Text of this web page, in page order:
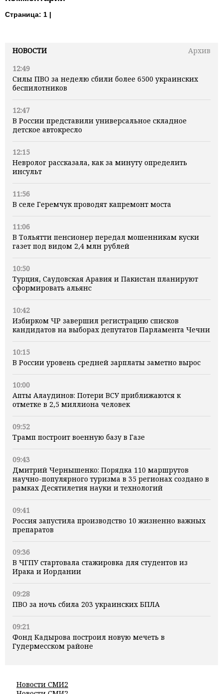
НОВОСТИ
Архив
12:49
Силы ПВО за неделю сбили более 6500 украинских
беспилотников
12:47
В России представили универсальное складное
детское автокресло
12:15
Невролог рассказала, как за минуту определить
инсульт
11:56
В селе Геремчук проводят капремонт моста
11:06
В Тольятти пенсионер передал мошенникам куски
газет под видом 2,4 млн рублей
10:50
Турция, Саудовская Аравия и Пакистан планируют
сформировать альянс
10:42
Избирком ЧР завершил регистрацию списков
кандидатов на выборах депутатов Парламента Чечни
10:15
В России уровень средней зарплаты заметно вырос
10:00
Апты Алаудинов: Потери ВСУ приближаются к
отметке в 2,5 миллиона человек
09:52
Трамп построит военную базу в Газе
09:43
Дмитрий Чернышенко: Порядка 110 маршрутов
научно-популярного туризма в 35 регионах создано в
рамках Десятилетия науки и технологий
09:41
Россия запустила производство 10 жизненно важных
препаратов
09:36
В ЧГПУ стартовала стажировка для студентов из
Ирака и Иордании
09:28
ПВО за ночь сбила 203 украинских БПЛА
09:21
Фонд Кадырова построил новую мечеть в
Гудермесском районе
Новости СМИ2
Страница: 1 |